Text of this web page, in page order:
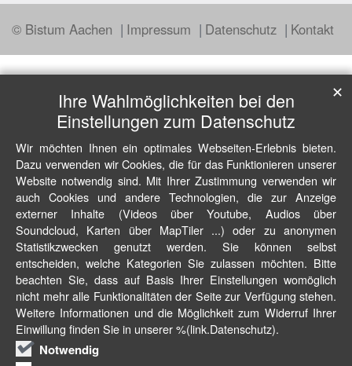
© Bistum Aachen Impressum Datenschutz Kontakt
Ihre Wahlmöglichkeiten bei den
Einstellungen zum Datenschutz
Wir möchten Ihnen ein optimales Webseiten-Erlebnis bieten.
Dazu verwenden wir Cookies, die für das Funktionieren unserer
Website notwendig sind. Mit Ihrer Zustimmung verwenden wir
auch Cookies und andere Technologien, die zur Anzeige
externer Inhalte (Videos über Youtube, Audios über
Soundcloud, Karten über MapTiler ...) oder zu anonymen
Statistikzwecken genutzt werden. Sie können selbst
entscheiden, welche Kategorien Sie zulassen möchten. Bitte
beachten Sie, dass auf Basis Ihrer Einstellungen womöglich
nicht mehr alle Funktionalitäten der Seite zur Verfügung stehen.
Weitere Informationen und die Möglichkeit zum Widerruf Ihrer
Einwillung finden Sie in unserer %(link.Datenschutz).
Notwendig
✕